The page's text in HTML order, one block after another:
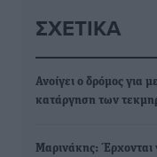
ΣΧΕΤΙΚΆ
Ανοίγει ο δρόμος για
κατάργηση των
Μαρινάκης: Έρχονται